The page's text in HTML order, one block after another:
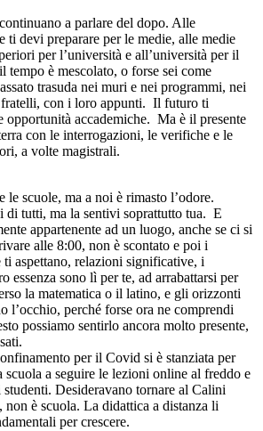
a parlare del dopo. Alle
ti devi preparare per le medie, alle medie
per l’università e all’università per il
è mescolato, o forse sei come
trasuda nei muri e nei programmi, nei
con i loro appunti. Il futuro ti
opportunità accademiche. Ma è il presente
con le interrogazioni, le verifiche e le
a volte magistrali.
le scuole, ma a noi è rimasto l’odore.
di tutti, ma la sentivi soprattutto tua. E
appartenente ad un luogo, anche se ci si
alle 8:00, non è scontato e poi i
ti aspettano, relazioni significative, i
essenza sono lì per te, ad arrabattarsi per
la matematica o il latino, e gli orizzonti
l’occhio, perché forse ora ne comprendi
possiamo sentirlo ancora molto presente,
per il Covid si è stanziata per
a seguire le lezioni online al freddo e
Desideravano tornare al Calini
non è scuola. La didattica a distanza li
per crescere.